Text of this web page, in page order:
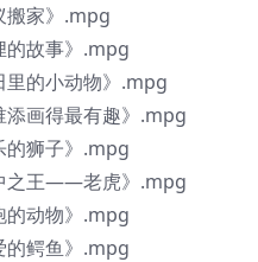
搬家》.mpg
的故事》.mpg
里的小动物》.mpg
添画得最有趣》.mpg
的狮子》.mpg
之王——老虎》.mpg
的动物》.mpg
的鳄鱼》.mpg